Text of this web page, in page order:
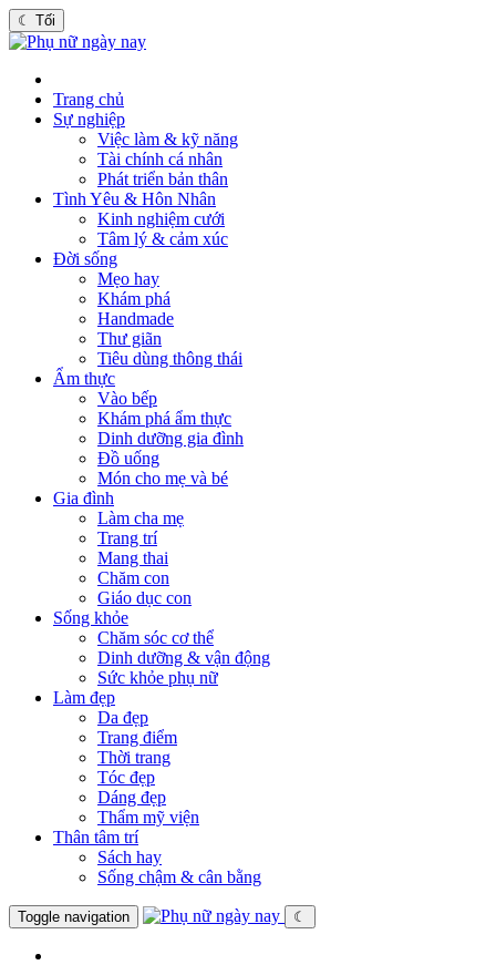
☾ Tối
Trang chủ
Sự nghiệp
Việc làm & kỹ năng
Tài chính cá nhân
Phát triển bản thân
Tình Yêu & Hôn Nhân
Kinh nghiệm cưới
Tâm lý & cảm xúc
Đời sống
Mẹo hay
Khám phá
Handmade
Thư giãn
Tiêu dùng thông thái
Ẩm thực
Vào bếp
Khám phá ẩm thực
Dinh dưỡng gia đình
Đồ uống
Món cho mẹ và bé
Gia đình
Làm cha mẹ
Trang trí
Mang thai
Chăm con
Giáo dục con
Sống khỏe
Chăm sóc cơ thể
Dinh dưỡng & vận động
Sức khỏe phụ nữ
Làm đẹp
Da đẹp
Trang điểm
Thời trang
Tóc đẹp
Dáng đẹp
Thẩm mỹ viện
Thân tâm trí
Sách hay
Sống chậm & cân bằng
Toggle navigation ☾